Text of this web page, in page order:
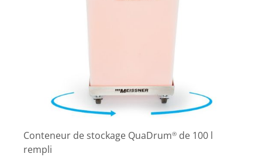
Conteneur de stockage QuaDrum® de 100 l
rempli